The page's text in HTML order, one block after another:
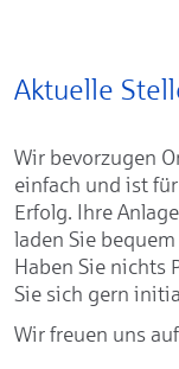
Aktuelle
Wir bevorzugen
einfach und ist
Erfolg. Ihre
laden Sie
Haben Sie nichts
Sie sich gern
Wir freuen uns